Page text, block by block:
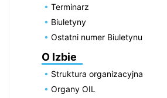
Terminarz
Biuletyny
Ostatni numer Biuletynu
O Izbie
Struktura organizacyjna
Organy OIL